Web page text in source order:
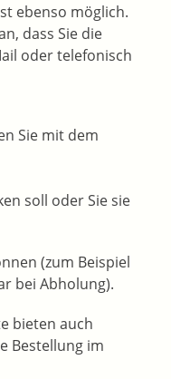
ebenso möglich.
dass Sie die
oder telefonisch
Sie mit dem
soll oder Sie sie
(zum Beispiel
bei Abholung).
bieten auch
Bestellung im